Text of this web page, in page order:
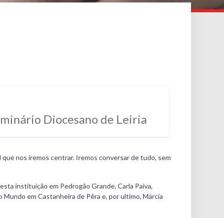
Diocesano de Leiria
nos iremos centrar. Iremos conversar de tudo, sem
instituição em Pedrogão Grande, Carla Paiva,
em Castanheira de Pêra e, por ultimo, Márcia